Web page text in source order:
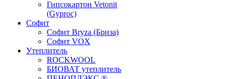
Гипсокартон Vetonit
(Gyproc)
Софит
Софит Bryza (Бриза)
Софит VOX
Утеплитель
ROCKWOOL
БИОВАТ утеплитель